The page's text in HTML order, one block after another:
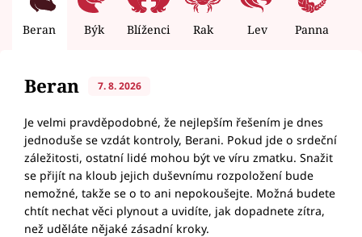
Beran Býk Blíženci Rak Lev Panna
Beran 7. 8. 2026
Je velmi pravděpodobné, že nejlepším řešením je dnes
jednoduše se vzdát kontroly, Berani. Pokud jde o srdeční
záležitosti, ostatní lidé mohou být ve víru zmatku. Snažit
se přijít na kloub jejich duševnímu rozpoložení bude
nemožné, takže se o to ani nepokoušejte. Možná budete
chtít nechat věci plynout a uvidíte, jak dopadnete zítra,
než uděláte nějaké zásadní kroky.